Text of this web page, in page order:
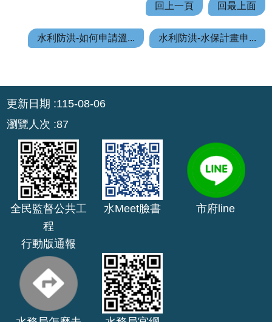
山
坡
地
請
道
回上一頁 回最上面
水利防洪-如何申請溫... 水利防洪-水保計畫申...
更新日期
115-08-06
瀏覽人次
87
全民監督公共工
程
行動版通報
水Meet臉書 市府line